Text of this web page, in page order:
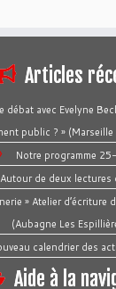
Articles
avec Evelyne
public ? »
Notre programme
de deux
» Atelier d’écriture
(Aubagne Les
calendrier des
Aide à la